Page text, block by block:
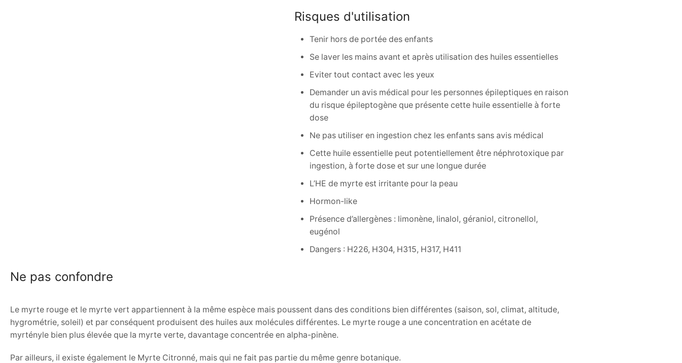
Risques d'utilisation
Tenir hors de portée des enfants
Se laver les mains avant et après utilisation des huiles essentielles
Eviter tout contact avec les yeux
Demander un avis médical pour les personnes épileptiques en raison
du risque épileptogène que présente cette huile essentielle à forte
dose
Ne pas utiliser en ingestion chez les enfants sans avis médical
Cette huile essentielle peut potentiellement être néphrotoxique par
ingestion, à forte dose et sur une longue durée
L’HE de myrte est irritante pour la peau
Hormon-like
Présence d’allergènes : limonène, linalol, géraniol, citronellol,
eugénol
Dangers : H226, H304, H315, H317, H411
Ne pas confondre
Le myrte rouge et le myrte vert appartiennent à la même espèce mais poussent dans des conditions bien différentes (saison, sol, climat, altitude,
hygrométrie, soleil) et par conséquent produisent des huiles aux molécules différentes. Le myrte rouge a une concentration en acétate de
myrtényle bien plus élevée que la myrte verte, davantage concentrée en alpha-pinène.
Par ailleurs, il existe également le Myrte Citronné, mais qui ne fait pas partie du même genre botanique.